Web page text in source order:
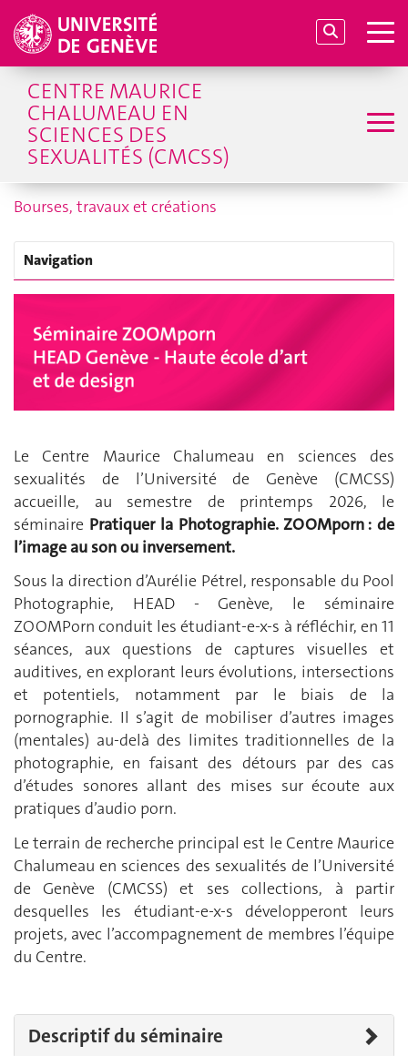
CENTRE MAURICE
CHALUMEAU EN
SCIENCES DES
SEXUALITÉS (CMCSS)
Bourses, travaux et créations
Navigation
Le Centre Maurice Chalumeau en sciences des
sexualités de l’Université de Genève (CMCSS)
accueille, au semestre de printemps 2026, le
séminaire Pratiquer la Photographie. ZOOMporn : de
l’image au son ou inversement.
Sous la direction d’Aurélie Pétrel, responsable du Pool
Photographie, HEAD - Genève, le séminaire
ZOOMPorn conduit les étudiant-e-x-s à réfléchir, en 11
séances, aux questions de captures visuelles et
auditives, en explorant leurs évolutions, intersections
et potentiels, notamment par le biais de la
pornographie. Il s’agit de mobiliser d’autres images
(mentales) au-delà des limites traditionnelles de la
photographie, en faisant des détours par des cas
d’études sonores allant des mises sur écoute aux
pratiques d’audio porn.
Le terrain de recherche principal est le Centre Maurice
Chalumeau en sciences des sexualités de l’Université
de Genève (CMCSS) et ses collections, à partir
desquelles les étudiant-e-x-s développeront leurs
projets, avec l’accompagnement de membres l’équipe
du Centre.
Descriptif du séminaire